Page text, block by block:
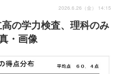
高の学力検査、理科のみ
・画像
2026.6.26（金） 14:15